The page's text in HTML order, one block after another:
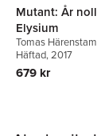
Mutant: År
Elysium
Tomas Härenstam
Häftad, 2017
679 kr